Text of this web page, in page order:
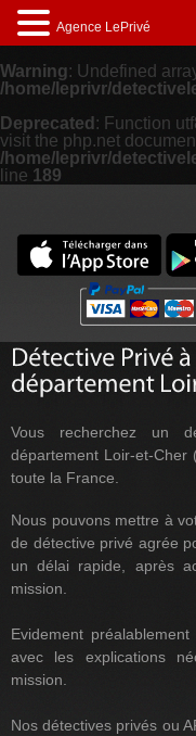
Warning: Undefined
/home/leprivr/
Deprecated : Function
visit the php.net
/home/leprivr/
line 189
Vous recherchez un
département Loir-et-Cher
toute la France.
Nous pouvons mettre à
de détective privé agrée
un délai rapide, après
mission.
Evidement
avec les explications
mission.
Nos détectives privés ou
Agence LePrivé